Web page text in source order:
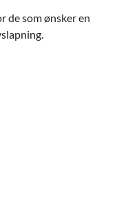
de som ønsker en